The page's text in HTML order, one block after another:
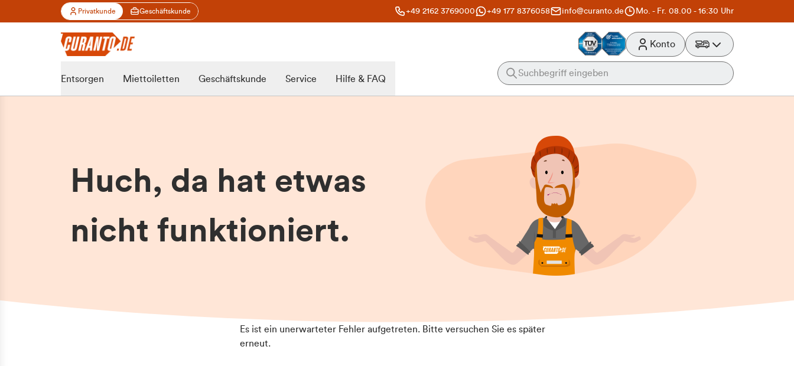
Privatkunde Geschäftskunde +49 2162 3769000 +49 177 8376058 info@curanto.de Mo. - Fr. 08.00 - 16:30 Uhr
Konto
Entsorgen Miettoiletten Geschäftskunde Service Hilfe & FAQ
Huch, da hat etwas
nicht funktioniert.
Es ist ein unerwarteter Fehler aufgetreten. Bitte versuchen Sie es später
erneut.